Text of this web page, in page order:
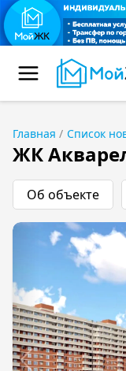
Главная Список
ЖК
Об объекте